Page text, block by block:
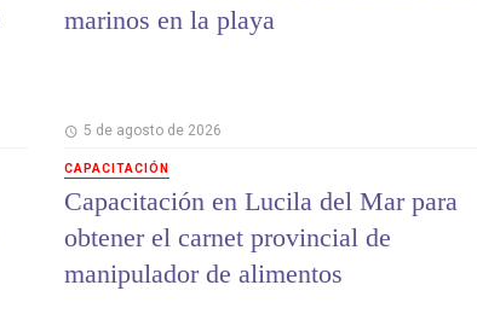
marinos en la playa
5 de agosto de 2026
CAPACITACIÓN
Capacitación en Lucila del Mar para
obtener el carnet provincial de
manipulador de alimentos